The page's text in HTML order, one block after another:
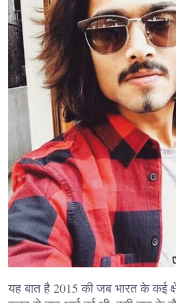
यह बात है 2015 की जब भारत के कई